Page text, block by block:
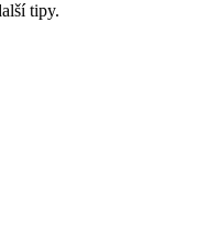
tipy.